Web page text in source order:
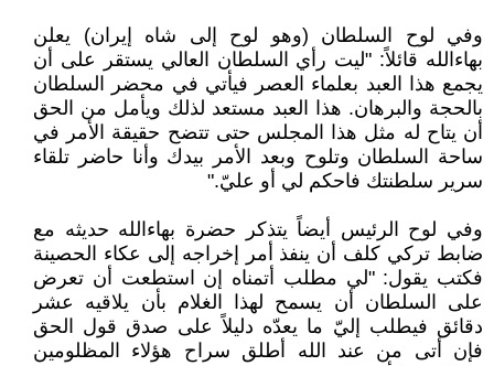
وفي لوح السلطان (وهو لوح إلى شاه إيران) يعلن
بهاءالله قائلاً: "ليت رأي السلطان العالي يستقر على أن
يجمع هذا العبد بعلماء العصر فيأتي في محضر السلطان
بالحجة والبرهان. هذا العبد مستعد لذلك ويأمل من الحق
أن يتاح له مثل هذا المجلس حتى تتضح حقيقة الأمر في
ساحة السلطان وتلوح وبعد الأمر بيدك وأنا حاضر تلقاء
سرير سلطنتك فاحكم لي أو عليّ."
وفي لوح الرئيس أيضاً يتذكر حضرة بهاءالله حديثه مع
ضابط تركي كلف أن ينفذ أمر إخراجه إلى عكاء الحصينة
فكتب يقول: "لي مطلب أتمناه إن استطعت أن تعرض
على السلطان أن يسمح لهذا الغلام بأن يلاقيه عشر
دقائق فيطلب إليّ ما يعدّه دليلاً على صدق قول الحق
فإن أتى من عند الله أطلق سراح هؤلاء المظلومين